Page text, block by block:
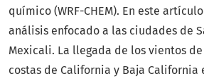
químico (WRF-CHEM). En este
análisis enfocado a las ciudades de
Mexicali. La llegada de los vientos de
costas de California y Baja California